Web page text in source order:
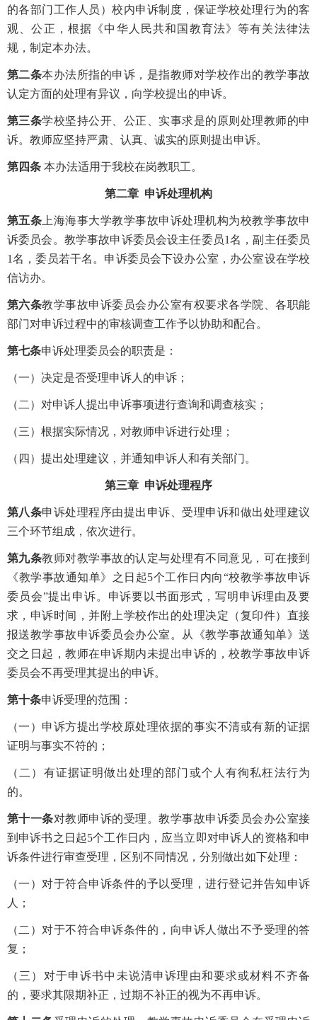
的各部门工作人员）校内申诉制度，保证学校处理行为的客
观、公正，根据《中华人民共和国教育法》等有关法律法
规，制定本办法。
第二条本办法所指的申诉，是指教师对学校作出的教学事故
认定方面的处理有异议，向学校提出的申诉。
第三条学校坚持公开、公正、实事求是的原则处理教师的申
诉。教师应坚持严肃、认真、诚实的原则提出申诉。
第四条 本办法适用于我校在岗教职工。
第二章 申诉处理机构
第五条 上海海事大学教学事故申诉处理机构为校教学事故申
诉委员会。教学事故申诉委员会设主任委员1名，副主任委员
1名，委员若干名。申诉委员会下设办公室，办公室设在学校
信访办。
第六条教学事故申诉委员会办公室有权要求各学院、各职能
部门对申诉过程中的审核调查工作予以协助和配合。
第七条申诉处理委员会的职责是：
（一）决定是否受理申诉人的申诉；
（二）对申诉人提出申诉事项进行查询和调查核实；
（三）根据实际情况，对教师申诉进行处理；
（四）提出处理建议，并通知申诉人和有关部门。
第三章 申诉处理程序
第八条申诉处理程序由提出申诉、受理申诉和做出处理建议
三个环节组成，依次进行。
第九条教师对教学事故的认定与处理有不同意见，可在接到
《教学事故通知单》之日起5个工作日内向“校教学事故申诉
委员会”提出申诉。申诉要以书面形式，写明申诉理由及要
求，申诉时间，并附上学校作出的处理决定（复印件）直接
报送教学事故申诉委员会办公室。从《教学事故通知单》送
交之日起，教师在申诉期内未提出申诉的，校教学事故申诉
委员会不再受理其提出的申诉。
第十条申诉受理的范围：
（一）申诉方提出学校原处理依据的事实不清或有新的证据
证明与事实不符的；
（二）有证据证明做出处理的部门或个人有徇私枉法行为
的。
第十一条对教师申诉的受理。教学事故申诉委员会办公室接
到申诉书之日起5个工作日内，应当立即对申诉人的资格和申
诉条件进行审查受理，区别不同情况，分别做出如下处理：
（一）对于符合申诉条件的予以受理，进行登记并告知申诉
人；
（二）对于不符合申诉条件的，向申诉人做出不予受理的答
复；
（三）对于申诉书中未说清申诉理由和要求或材料不齐备
的，要求其限期补正，过期不补正的视为不再申诉。